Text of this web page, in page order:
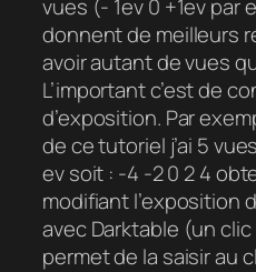
vues (- 1ev 0 +1ev par
donnent de meilleurs
avoir autant de vues
L’important c’est de
d’exposition. Par
de ce tutoriel j’ai 5
ev soit : -4 -2 0 2 4
modifiant l’exposition
avec Darktable (un
permet de la saisir au